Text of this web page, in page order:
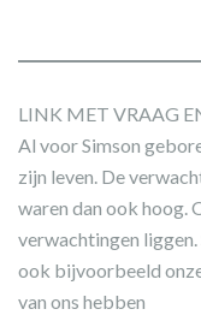
LINK MET VRAAG
Al voor Simson
zijn leven. De
waren dan ook hoog.
verwachtingen liggen.
ook bijvoorbeeld
van ons hebben